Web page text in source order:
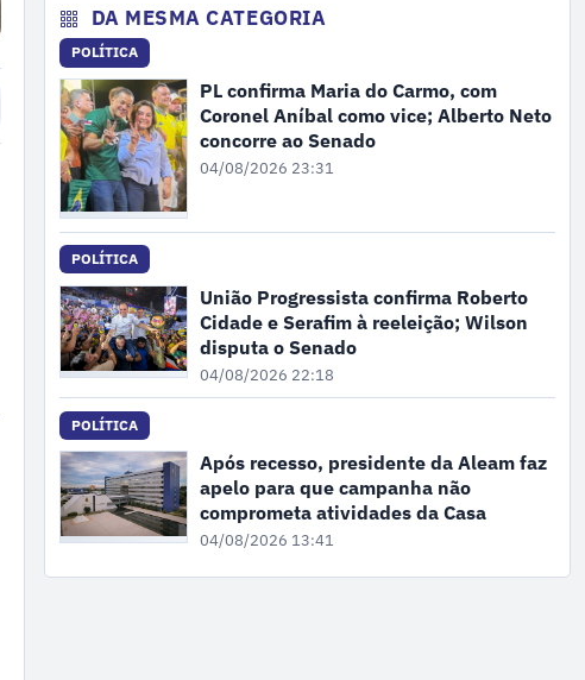
DA MESMA CATEGORIA
POLÍTICA
PL confirma Maria do Carmo, com
Coronel Aníbal como vice; Alberto Neto
concorre ao Senado
04/08/2026 23:31
POLÍTICA
União Progressista confirma Roberto
Cidade e Serafim à reeleição; Wilson
disputa o Senado
04/08/2026 22:18
POLÍTICA
Após recesso, presidente da Aleam faz
apelo para que campanha não
comprometa atividades da Casa
04/08/2026 13:41